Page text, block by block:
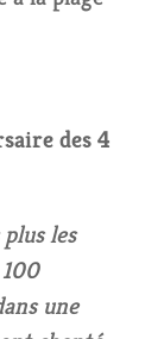
des 4
les
une